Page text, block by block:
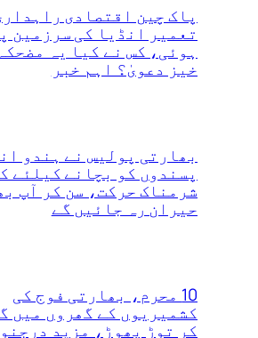
پاک چین اقتصادی
تعمیر انڈیا کی سرزمین
ہوئی، کس نے کیا یہ مضحکہ
خیز دعویٰ؟ اہم خبر
بھارتی پولیس نے ہندو
پسندوں‌ کو بچانے کیلئے
شرمناک حرکت، سن کر آپ
حیران رہ جائیں گے
10 محرم، بھارتی فوج کی
کشمیریوں کے گھروں‌ میں‌
کر توڑ‌ پھوڑ، مزید